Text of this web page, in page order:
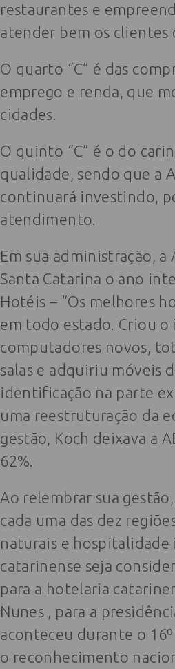
restaurantes e
atender bem os clientes
O quarto “C” é das
emprego e renda, que
cidades.
O quinto “C” é o do
qualidade, sendo que a
continuará investindo,
atendimento.
Em sua administração,
Santa Catarina o ano
Hotéis – “Os melhores
em todo estado. Criou
computadores novos,
salas e adquiriu móveis
identificação na parte
uma reestruturação da
gestão, Koch deixava a
62%.
Ao relembrar sua
cada uma das dez
naturais e hospitalidade
catarinense seja
para a hotelaria
Nunes , para a
aconteceu durante o
o reconhecimento